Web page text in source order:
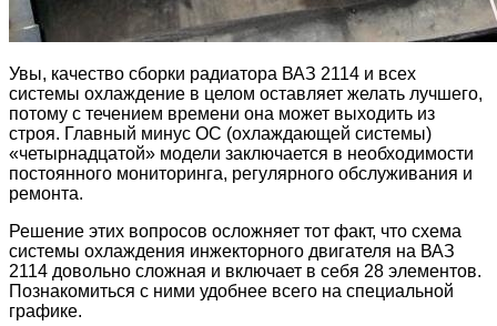
Увы, качество сборки радиатора ВАЗ 2114 и всех
системы охлаждение в целом оставляет желать лучшего,
потому с течением времени она может выходить из
строя. Главный минус ОС (охлаждающей системы)
«четырнадцатой» модели заключается в необходимости
постоянного мониторинга, регулярного обслуживания и
ремонта.
Решение этих вопросов осложняет тот факт, что схема
системы охлаждения инжекторного двигателя на ВАЗ
2114 довольно сложная и включает в себя 28 элементов.
Познакомиться с ними удобнее всего на специальной
графике.